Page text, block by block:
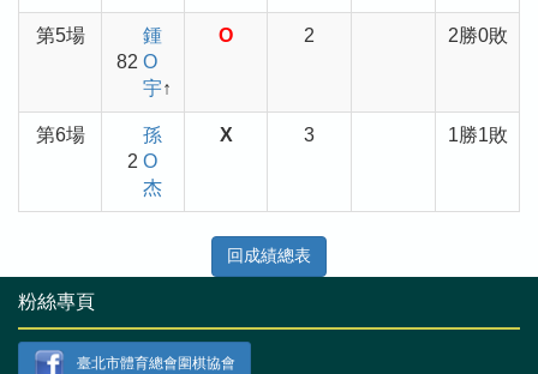
第5場
82
鍾
O
宇↑
O 2 2勝0敗
第6場
2
孫
O
杰
X 3 1勝1敗
回成績總表
粉絲專頁
臺北市體育總會圍棋協會